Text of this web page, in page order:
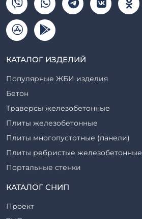
КАТАЛОГ ИЗДЕЛИЙ
Популярные ЖБИ изделия
Бетон
Траверсы железобетонные
Плиты железобетонные
Плиты многопустотные (панели)
Плиты ребристые железобетонные
Портальные стенки
Прогоны железобетонные
Ригели железобетонные
КАТАЛОГ СНИП
Проект